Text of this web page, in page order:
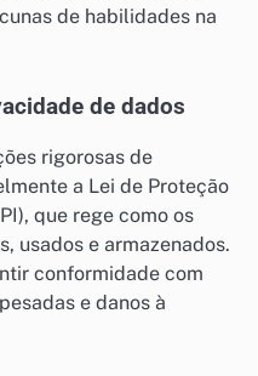
de habilidades na
de dados
rigorosas de
a Lei de Proteção
que rege como os
usados e armazenados.
conformidade com
e danos à